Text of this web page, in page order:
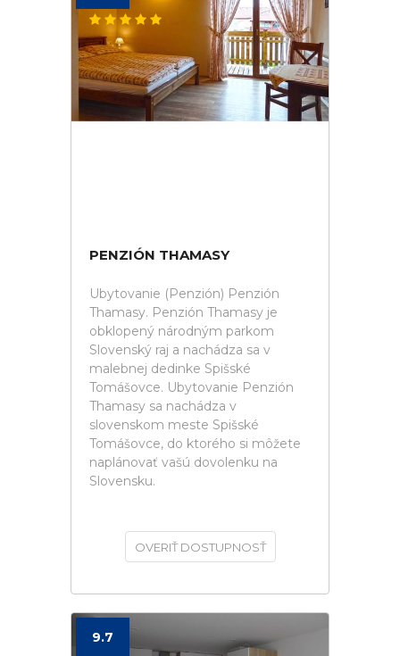
PENZIÓN THAMASY
Ubytovanie (Penzión) Penzión
Thamasy. Penzión Thamasy je
obklopený národným parkom
Slovenský raj a nachádza sa v
malebnej dedinke Spišské
Tomášovce. Ubytovanie Penzión
Thamasy sa nachádza v
slovenskom meste Spišské
Tomášovce, do ktorého si môžete
naplánovať vašú dovolenku na
Slovensku.
OVERIŤ DOSTUPNOSŤ
9.7